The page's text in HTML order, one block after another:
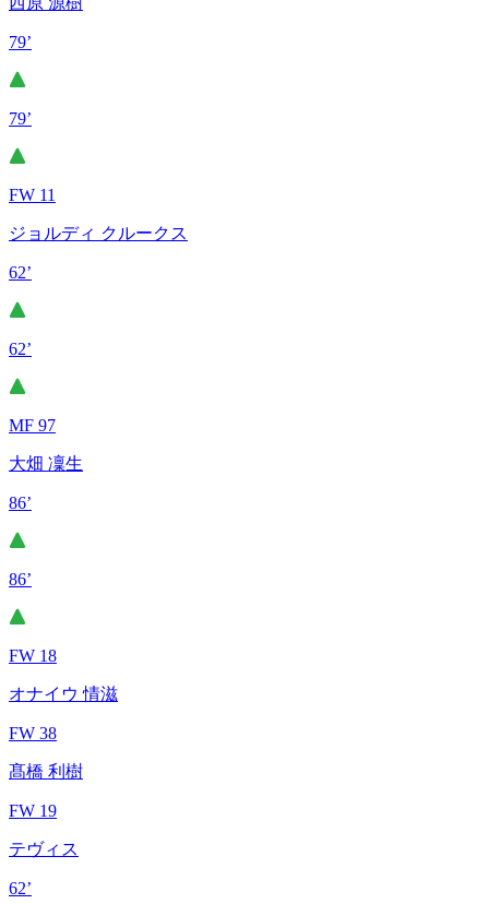
79’
79’
FW 11
ジョルディ クルークス
62’
62’
MF 97
大畑 凜生
86’
86’
FW 18
オナイウ 情滋
FW 38
髙橋 利樹
FW 19
テヴィス
62’